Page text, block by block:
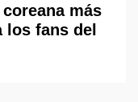
más
los fans del